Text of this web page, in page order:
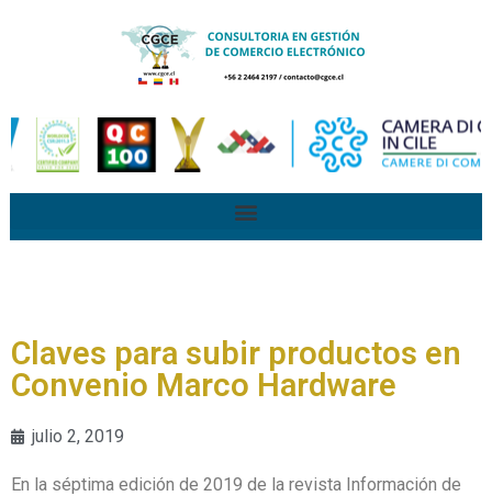
Claves para subir productos en
Convenio Marco Hardware
julio 2, 2019
En la séptima edición de 2019 de la revista Información de